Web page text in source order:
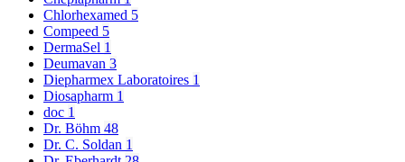
Chlorhexamed 5
Compeed 5
DermaSel 1
Deumavan 3
Diepharmex Laboratoires 1
Diosapharm 1
doc 1
Dr. Böhm 48
Dr. C. Soldan 1